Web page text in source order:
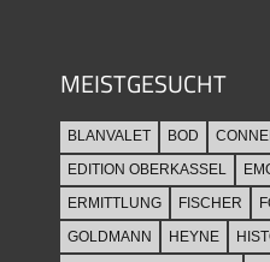
MEISTGESUCHT
BLANVALET BOD
EDITION OBERKASSEL
ERMITTLUNG
FISCHER
GOLDMANN
HEYNE